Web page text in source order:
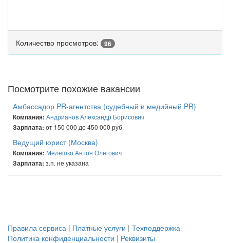
Количество просмотров: 96
Посмотрите похожие вакансии
Амбассадор PR-агентства (судебный и медийный PR)
Компания: Андрианов Александр Борисович
Зарплата: от 150 000 до 450 000 руб.
Ведущий юрист (Москва)
Компания: Мелешко Антон Олегович
Зарплата: з.п. не указана
Правила сервиса | Платные услуги | Техподдержка
Политика конфиденциальности | Реквизиты